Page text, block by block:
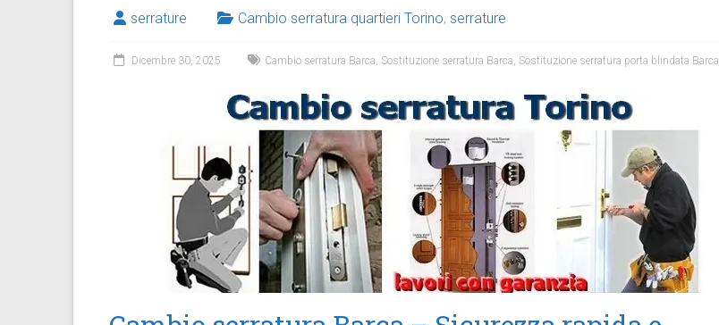
serrature Cambio serratura quartieri Torino, serrature
Dicembre 30, 2025 Cambio serratura Barca, Sostituzione serratura Barca, Sostituzione serratura porta blindata Barca